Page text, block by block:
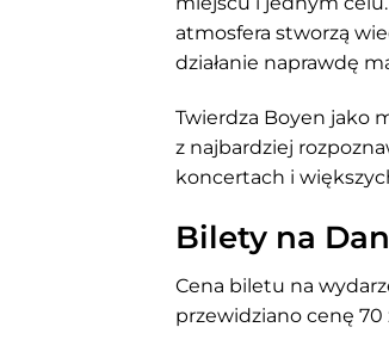
atmosfera stworzą
działanie naprawdę
Twierdza Boyen jako
z najbardziej
koncertach i
Bilety na
Cena biletu na
przewidziano cenę 70